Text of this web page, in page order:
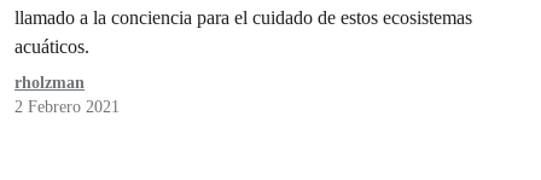
llamado a la conciencia para el cuidado de estos ecosistemas
acuáticos.
rholzman
2 Febrero 2021